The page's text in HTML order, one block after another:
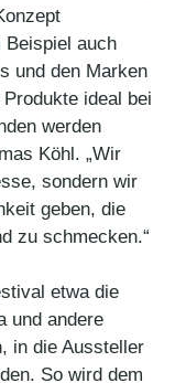
auch
und den Marken
ideal bei
werden
Köhl. „Wir
sondern wir
geben, die
zu schmecken.“
etwa die
und andere
in die Aussteller
So wird dem